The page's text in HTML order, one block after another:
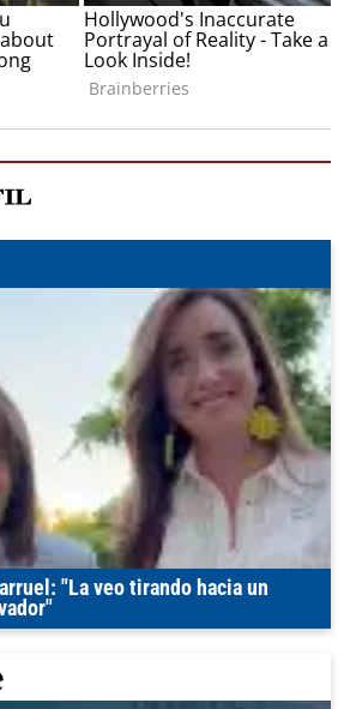
"La veo tirando hacia un